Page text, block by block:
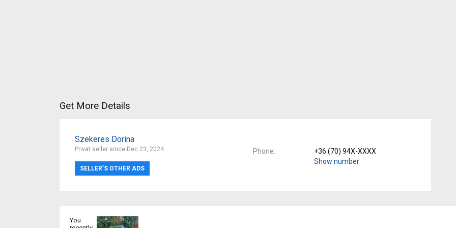
Get More Details
Szekeres Dorina
Privat seller since Dec 23, 2024
SELLER’S OTHER ADS
Phone
+36 (70) 94X-XXXX
Show number
You